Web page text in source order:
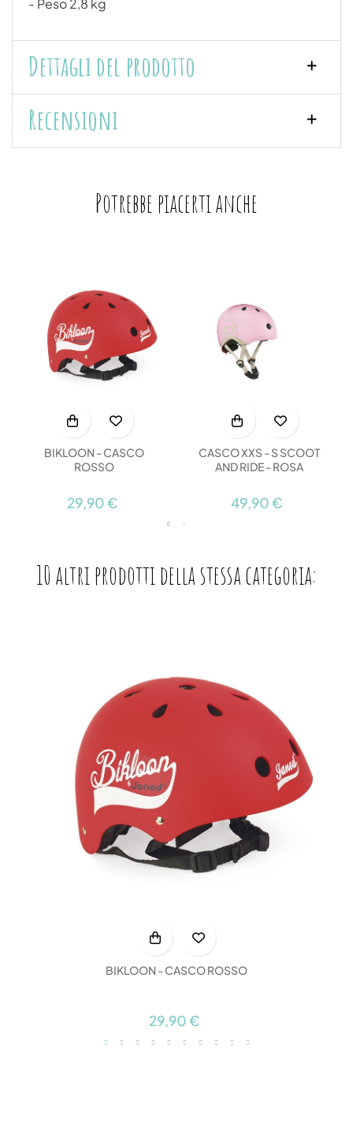
- Peso 2,8 kg
Dettagli del prodotto
Recensioni
Potrebbe piacerti anche
BIKLOON - CASCO
ROSSO
29,90 €
CASCO XXS - S SCOOT
AND RIDE - ROSA
49,90 €
10 altri prodotti della stessa categoria:
BIKLOON - CASCO ROSSO
29,90 €